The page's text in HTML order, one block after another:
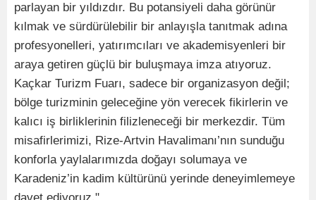
parlayan bir yıldızdır. Bu potansiyeli daha görünür
kılmak ve sürdürülebilir bir anlayışla tanıtmak adına
profesyonelleri, yatırımcıları ve akademisyenleri bir
araya getiren güçlü bir buluşmaya imza atıyoruz.
Kaçkar Turizm Fuarı, sadece bir organizasyon değil;
bölge turizminin geleceğine yön verecek fikirlerin ve
kalıcı iş birliklerinin filizleneceği bir merkezdir. Tüm
misafirlerimizi, Rize-Artvin Havalimanı’nın sunduğu
konforla yaylalarımızda doğayı solumaya ve
Karadeniz’in kadim kültürünü yerinde deneyimlemeye